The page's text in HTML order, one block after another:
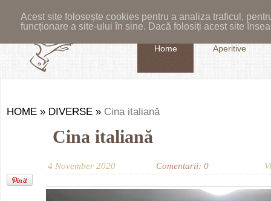
Acest site folosește cookies pentru a analiza traficul,
funcționare a site-ului în sine. Dacă folosiți acest site
Home Aperitive
HOME » DIVERSE » Cina italiană
Cina italiană
4 November 2020 Comentarii: 0